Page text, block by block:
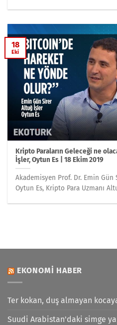
Kripto Paraların Geleceği ne
İşler, Oytun Es | 18 Ekim 2019
Akademisyen Prof. Dr. Emin Gün
Oytun Es, Kripto Para Uzmanı
18
Eki
EKONOMI HABER
Ter kokan, duş almayan
Suudi Arabistan'daki simge